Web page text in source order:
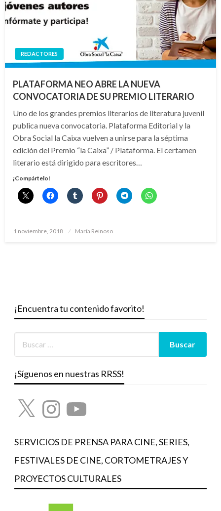
REDACTORES
PLATAFORMA NEO ABRE LA NUEVA
CONVOCATORIA DE SU PREMIO LITERARIO
Uno de los grandes premios literarios de literatura juvenil
publica nueva convocatoria. Plataforma Editorial y la
Obra Social la Caixa vuelven a unirse para la séptima
edición del Premio “la Caixa” / Plataforma. El certamen
literario está dirigido para escritores…
¡Compártelo!
Publicado
1 noviembre, 2018 María Reinoso
¡Encuentra tu contenido favorito!
¡Síguenos en nuestras RRSS!
X InstagramYouTube
SERVICIOS DE PRENSA PARA CINE, SERIES,
FESTIVALES DE CINE, CORTOMETRAJES Y
PROYECTOS CULTURALES